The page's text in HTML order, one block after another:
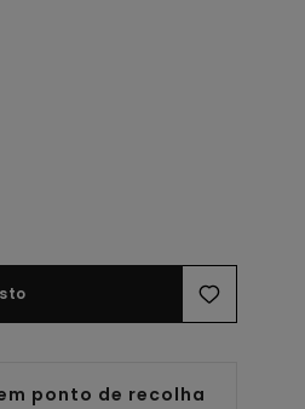
ponto de recolha